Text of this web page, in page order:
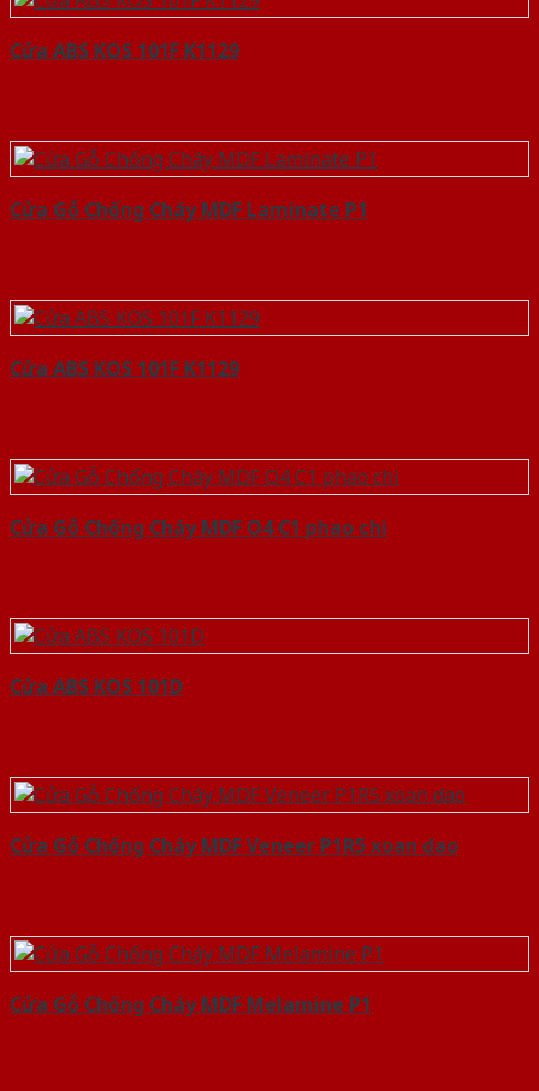
Cửa ABS KOS 101F K1129
Cửa Gỗ Chống Cháy MDF Laminate P1
Cửa ABS KOS 101F K1129
Cửa Gỗ Chống Cháy MDF O4 C1 phao chi
Cửa ABS KOS 101D
Cửa Gỗ Chống Cháy MDF Veneer P1R5 xoan dao
Cửa Gỗ Chống Cháy MDF Melamine P1